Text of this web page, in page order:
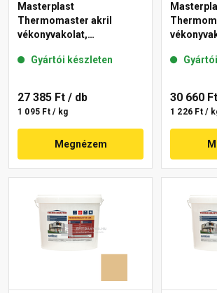
Masterplast
Thermomaster akril
vékonyvakolat,
11-F 25 kg
Gyártói készleten
27 385 Ft / db
1 095 Ft / kg
Megnézem
02-E 25 kg
30 660 Ft
1 226 Ft /